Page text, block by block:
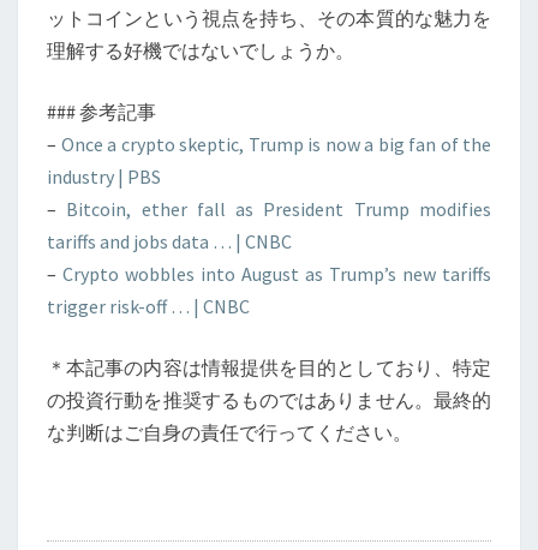
ットコインという視点を持ち、その本質的な魅力を
理解する好機ではないでしょうか。
### 参考記事
– Once a crypto skeptic, Trump is now a big fan of the
industry | PBS
– Bitcoin, ether fall as President Trump modifies
tariffs and jobs data … | CNBC
– Crypto wobbles into August as Trump’s new tariffs
trigger risk-off … | CNBC
＊本記事の内容は情報提供を目的としており、特定
の投資行動を推奨するものではありません。最終的
な判断はご自身の責任で行ってください。